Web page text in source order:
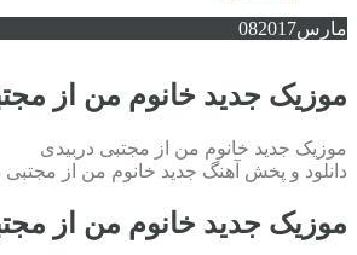
مارس 082017
موزیک جدید خانوم من از
موزیک جدید خانوم من از مجتبی دربیدی
دانلود و پخش آهنگ جدید خانوم من از مجتبی
موزیک جدید خانوم من از